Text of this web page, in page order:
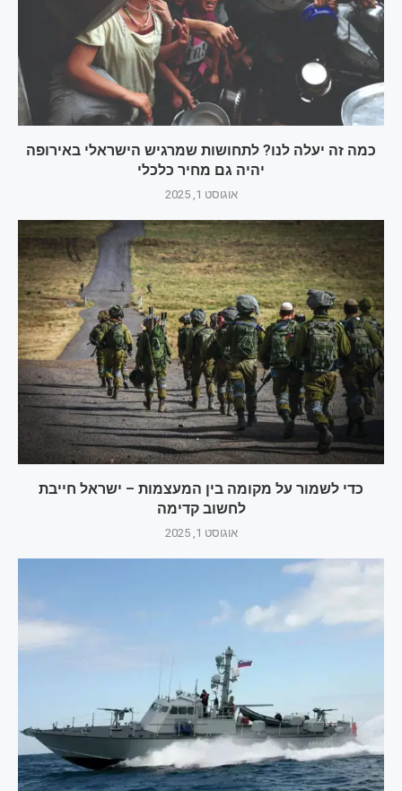
כמה זה יעלה לנו? לתחושות שמרגיש הישראלי באירופה
יהיה גם מחיר כלכלי
אוגוסט 1, 2025
כדי לשמור על מקומה בין המעצמות – ישראל חייבת
לחשוב קדימה
אוגוסט 1, 2025